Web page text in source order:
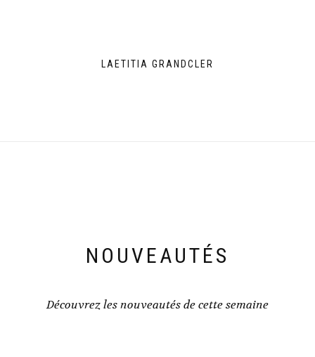
LAETITIA GRANDCLER
NOUVEAUTÉS
Découvrez les nouveautés de cette semaine